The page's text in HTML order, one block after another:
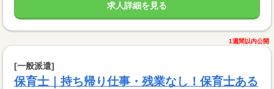
求人詳細を見る
1週間以内公開
[一般派遣]
保育士｜持ち帰り仕事・残業なし！保育士ある